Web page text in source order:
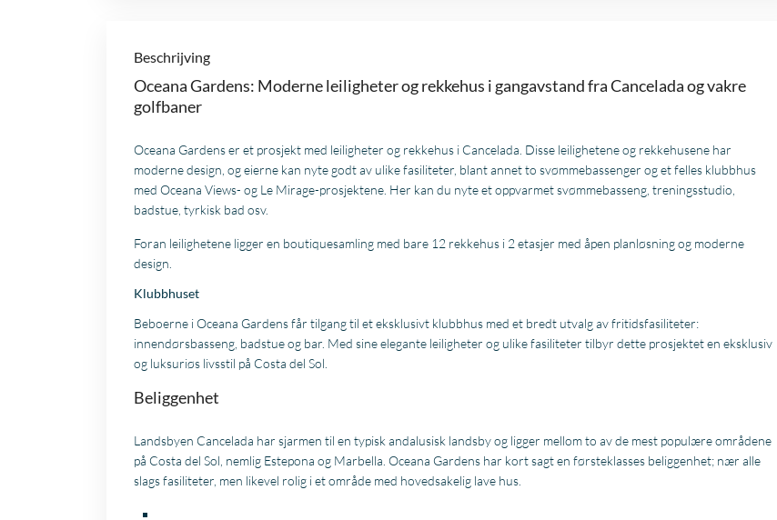
Beschrijving
Oceana Gardens: Moderne leiligheter og rekkehus i gangavstand fra Cancelada og vakre
golfbaner
Oceana Gardens er et prosjekt med leiligheter og rekkehus i Cancelada. Disse leilighetene og rekkehusene har
moderne design, og eierne kan nyte godt av ulike fasiliteter, blant annet to svømmebassenger og et felles klubbhus
med Oceana Views- og Le Mirage-prosjektene. Her kan du nyte et oppvarmet svømmebasseng, treningsstudio,
badstue, tyrkisk bad osv.
Foran leilighetene ligger en boutiquesamling med bare 12 rekkehus i 2 etasjer med åpen planløsning og moderne
design.
Klubbhuset
Beboerne i Oceana Gardens får tilgang til et eksklusivt klubbhus med et bredt utvalg av fritidsfasiliteter:
innendørsbasseng, badstue og bar. Med sine elegante leiligheter og ulike fasiliteter tilbyr dette prosjektet en eksklusiv
og luksuriøs livsstil på Costa del Sol.
Beliggenhet
Landsbyen Cancelada har sjarmen til en typisk andalusisk landsby og ligger mellom to av de mest populære områdene
på Costa del Sol, nemlig Estepona og Marbella. Oceana Gardens har kort sagt en førsteklasses beliggenhet; nær alle
slags fasiliteter, men likevel rolig i et område med hovedsakelig lave hus.